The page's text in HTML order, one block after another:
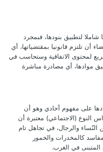
لتطبيق بنودها، فبمجرد
أن تلتزم قانونيا بمقتضياتها، أي
لمحتوى الاتفاقية وستحاسب في
موادها، أي مصادرة مباشرة
على مفهوم أحادي وهو أن
(الاجتماعي) معتبرة أن
النّساء والرجال، في تجاهل تام
كالمخدرات والخمور
في الغرب.